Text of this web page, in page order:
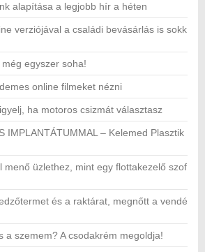
alapítása a legjobb hír a héten
verziójával a családi bevásárlás is sokk
egyszer soha!
online filmeket nézni
ha motoros csizmát választasz
IMPLANTÁTUMMAL – Kelemed Plasztik
menő üzlethez, mint egy flottakezelő szof
és a raktárat, megnőtt a vendé
a szemem? A csodakrém megoldja!